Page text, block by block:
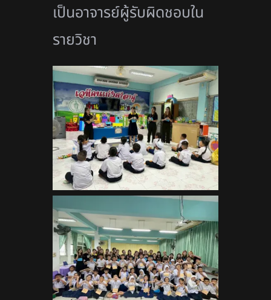
เป็นอาจารย์ผู้รับผิดชอบใน
รายวิชา